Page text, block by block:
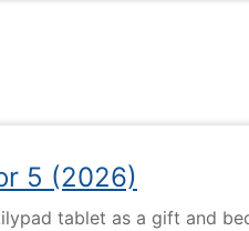
5 (2026)
tablet as a gift and